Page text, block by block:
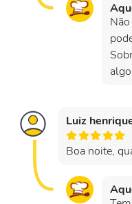
Luiz
Boa noite,